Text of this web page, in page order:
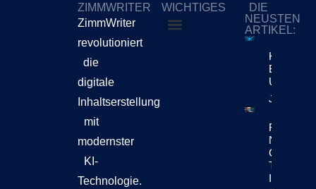
ZIMMWRITER
ZimmWriter
revolutioniert
die
digitale
Inhaltserstellung
mit
modernster
KI-
Technologie.
WICHTIGES
DIE
NEUSTEN
ARTIKEL:
KI-
Bewegt
Jetzt
Reuters
News
Chatbots
Teil Der